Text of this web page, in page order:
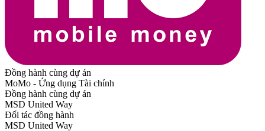
Đồng hành cùng dự án
MoMo - Ứng dụng Tài chính
Đồng hành cùng dự án
MSD United Way
Đối tác đồng hành
MSD United Way